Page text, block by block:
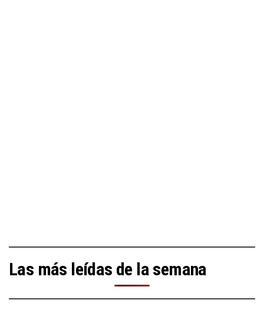
Las más leídas de la semana